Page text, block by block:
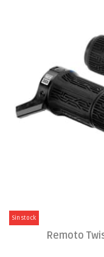
Sin stock
Remoto